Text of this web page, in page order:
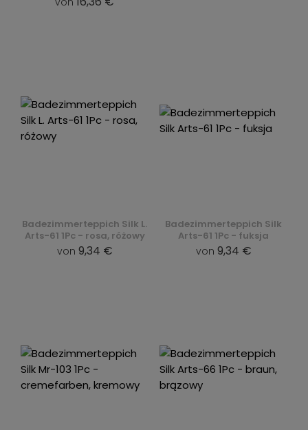
Badezimmerteppich Silk L.
Arts-61 1Pc - rosa, różowy
von 9,34 €
Badezimmerteppich Silk
Arts-61 1Pc - fuksja
von 9,34 €